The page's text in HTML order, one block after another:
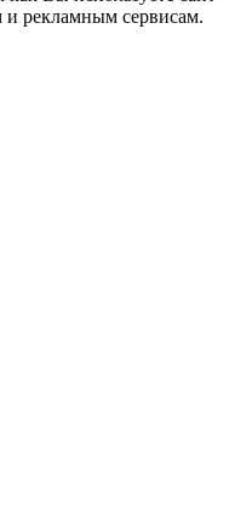
и рекламным сервисам.